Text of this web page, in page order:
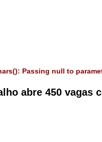
Passing null to
abre 450 vagas